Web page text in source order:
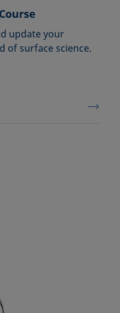
update your
of surface science.